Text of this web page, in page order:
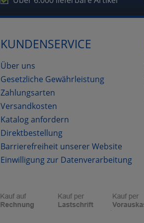
KUNDENSERVICE
Über uns
Gesetzliche Gewährleistung
Zahlungsarten
Versandkosten
Katalog anfordern
Direktbestellung
Barrierefreiheit unserer Website
Einwilligung zur Datenverarbeitung